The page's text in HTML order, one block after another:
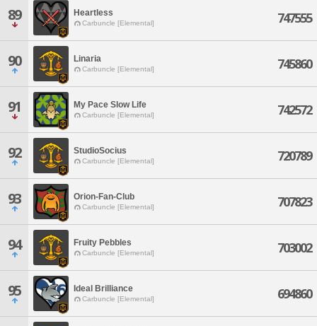
89 Heartless
Carbuncle [Elemental] 747555
90 Linaria
Carbuncle [Elemental] 745860
91 My Pace Slow Life
Carbuncle [Elemental] 742572
92 StudioSocius
Carbuncle [Elemental] 720789
93 Orion-Fan-Club
Carbuncle [Elemental] 707823
94 Fruity Pebbles
Carbuncle [Elemental] 703002
95 Ideal Brilliance
Carbuncle [Elemental] 694860